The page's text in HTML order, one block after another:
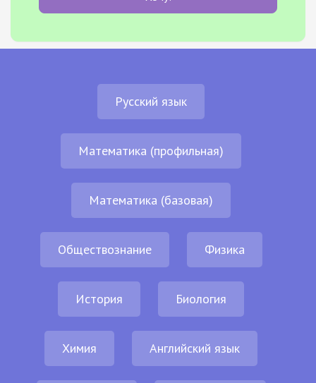
Русский язык
Математика (профильная)
Математика (базовая)
Обществознание Физика
История Биология
Химия Английский язык